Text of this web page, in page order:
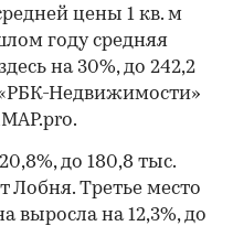
цены 1 кв. м
году средняя
на 30%, до 242,2
Недвижимости»
до 180,8 тыс.
Лобня. Третье место
выросла на 12,3%, до